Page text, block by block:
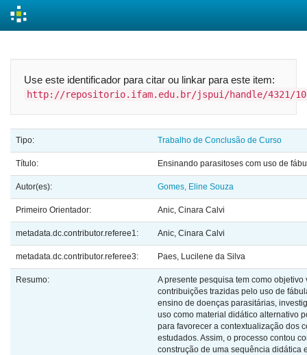
Use este identificador para citar ou linkar para este item:
http://repositorio.ifam.edu.br/jspui/handle/4321/
Tipo: Trabalho de Conclusão de Curso
Título: Ensinando parasitoses com uso de
Autor(es): Gomes, Eline Souza
Primeiro Orientador: Anic, Cinara Calvi
metadata.dc.contributor.referee1: Anic, Cinara Calvi
metadata.dc.contributor.referee3: Paes, Lucilene da Silva
Resumo:
A presente pesquisa tem como objetivo
contribuições trazidas pelo uso de
ensino de doenças parasitárias,
uso como material didático alternativo
para favorecer a contextualização dos
estudados. Assim, o processo contou
construção de uma sequência didática